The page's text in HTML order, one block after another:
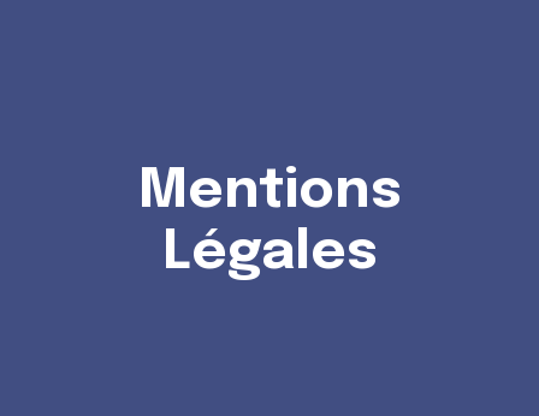
Professions libérales,
Sportif & monde du sport
Mentions
Légales